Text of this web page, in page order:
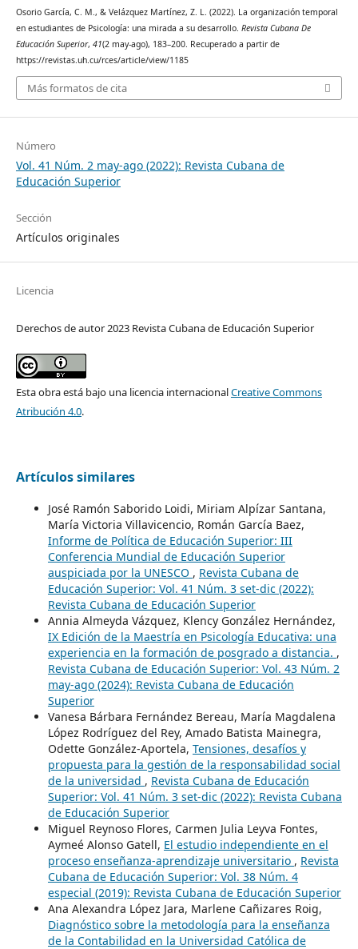
Osorio García, C. M., & Velázquez Martínez, Z. L. (2022). La organización temporal
en estudiantes de Psicología: una mirada a su desarrollo. Revista Cubana De
Educación Superior, 41(2 may-ago), 183–200. Recuperado a partir de
https://revistas.uh.cu/rces/article/view/1185
Más formatos de cita
Número
Vol. 41 Núm. 2 may-ago (2022): Revista Cubana de
Educación Superior
Sección
Artículos originales
Licencia
Derechos de autor 2023 Revista Cubana de Educación Superior
Esta obra está bajo una licencia internacionalCreative Commons
Atribución 4.0.
Artículos similares
José Ramón Saborido Loidi, Miriam Alpízar Santana,
María Victoria Villavicencio, Román García Baez,
Informe de Política de Educación Superior: III
Conferencia Mundial de Educación Superior
auspiciada por la UNESCO , Revista Cubana de
Educación Superior: Vol. 41 Núm. 3 set-dic (2022):
Revista Cubana de Educación Superior
Annia Almeyda Vázquez, Klency González Hernández,
IX Edición de la Maestría en Psicología Educativa: una
experiencia en la formación de posgrado a distancia. ,
Revista Cubana de Educación Superior: Vol. 43 Núm. 2
may-ago (2024): Revista Cubana de Educación
Superior
Vanesa Bárbara Fernández Bereau, María Magdalena
López Rodríguez del Rey, Amado Batista Mainegra,
Odette González-Aportela, Tensiones, desafíos y
propuesta para la gestión de la responsabilidad social
de la universidad , Revista Cubana de Educación
Superior: Vol. 41 Núm. 3 set-dic (2022): Revista Cubana
de Educación Superior
Miguel Reynoso Flores, Carmen Julia Leyva Fontes,
Aymeé Alonso Gatell, El estudio independiente en el
proceso enseñanza-aprendizaje universitario , Revista
Cubana de Educación Superior: Vol. 38 Núm. 4
especial (2019): Revista Cubana de Educación Superior
Ana Alexandra López Jara, Marlene Cañizares Roig,
Diagnóstico sobre la metodología para la enseñanza
de la Contabilidad en la Universidad Católica de